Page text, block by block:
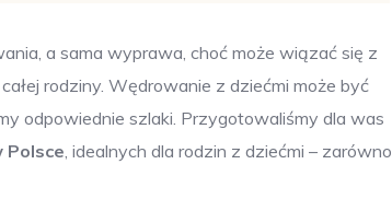
a sama wyprawa, choć może wiązać się z
rodziny. Wędrowanie z dziećmi może być
odpowiednie szlaki. Przygotowaliśmy dla was
Polsce , idealnych dla rodzin z dziećmi – zarówno